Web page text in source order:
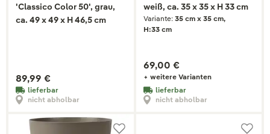
'Classico Color 50', grau,
ca. 49 x 49 x H 46,5 cm
89,99 €
lieferbar
nicht abholbar
weiß, ca. 35 x 35 x H 33 cm
Variante: 35 cm x 35 cm,
H:33 cm
69,00 €
+ weitere Varianten
lieferbar
nicht abholbar